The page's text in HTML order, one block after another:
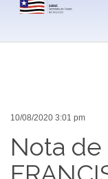
10/08/2020 3:01 pm
Nota de